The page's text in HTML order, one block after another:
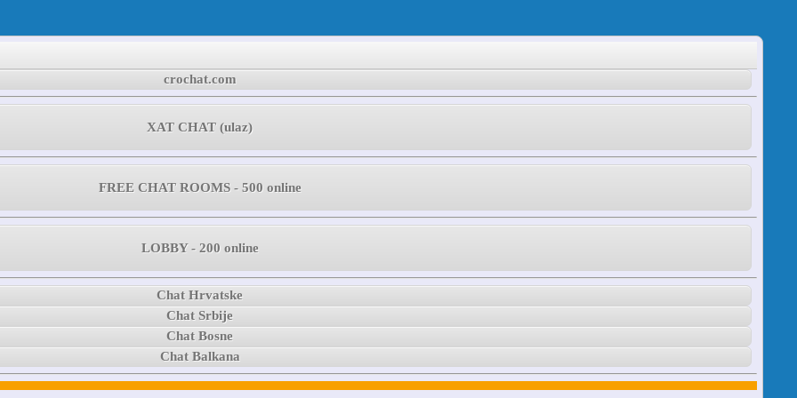
crochat.com
XAT CHAT (ulaz)
FREE CHAT ROOMS - 500 online
LOBBY - 200 online
Chat Hrvatske
Chat Srbije
Chat Bosne
Chat Balkana